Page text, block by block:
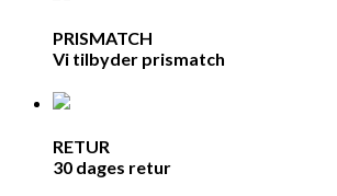
PRISMATCH
Vi tilbyder prismatch
RETUR
30 dages retur